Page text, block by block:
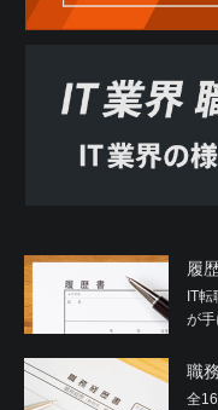
履
IT
が手
職
全